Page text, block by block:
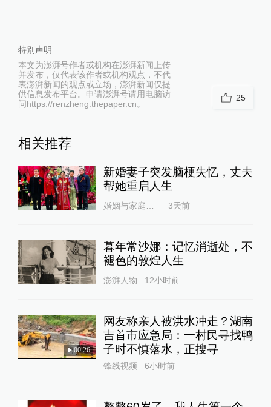
特别声明
本文为澎湃号作者或机构在澎湃新闻上传
并发布，仅代表该作者或机构观点，不代
表澎湃新闻的观点或立场，澎湃新闻仅提
供信息发布平台。申请澎湃号请用电脑访
问https://renzheng.thepaper.cn。
25
相关推荐
新婚妻子突发脑梗失忆，丈夫
帮她重启人生
3天前
暮年常沙娜：记忆消逝处，不
褪色的敦煌人生
澎湃人物 12小时前
00:26
网友称亲人被洪水冲走？湖南
吉首市应急局：一村民寻找鸭
子时不慎落水，正搜寻
锋线视频 6小时前